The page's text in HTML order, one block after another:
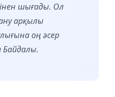
шығады. Ол
арқылы
оң әсер
Байдалы.